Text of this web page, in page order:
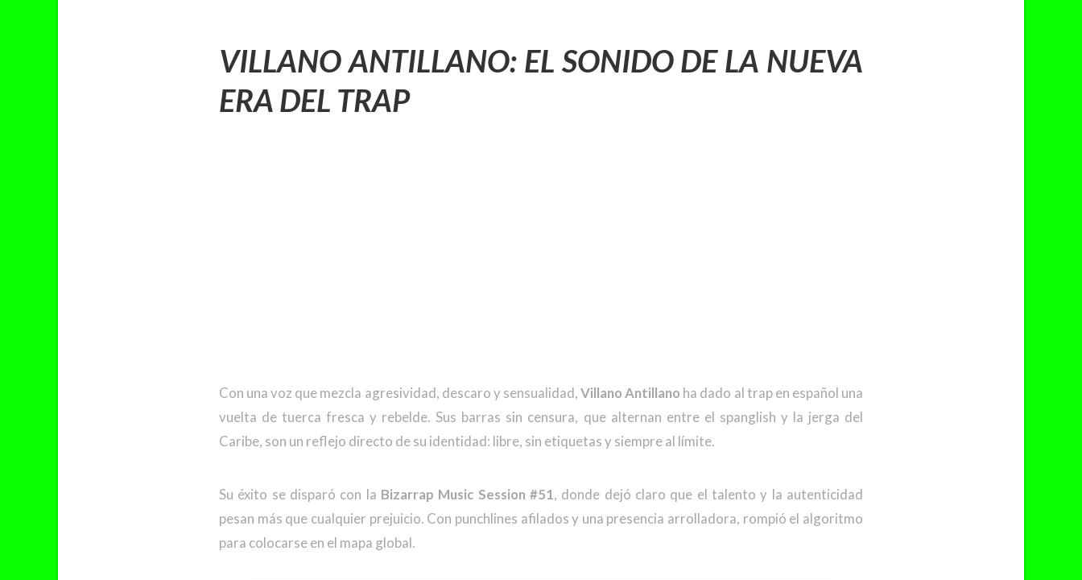
VILLANO ANTILLANO: EL SONIDO DE LA NUEVA
ERA DEL TRAP
Con una voz que mezcla agresividad, descaro y sensualidad,Villano Antillano ha dado al trap en español una
vuelta de tuerca fresca y rebelde. Sus barras sin censura, que alternan entre el spanglish y la jerga del
Caribe, son un reflejo directo de su identidad: libre, sin etiquetas y siempre al límite.
Su éxito se disparó con la Bizarrap Music Session #51, donde dejó claro que el talento y la autenticidad
pesan más que cualquier prejuicio. Con punchlines afilados y una presencia arrolladora, rompió el algoritmo
para colocarse en el mapa global.